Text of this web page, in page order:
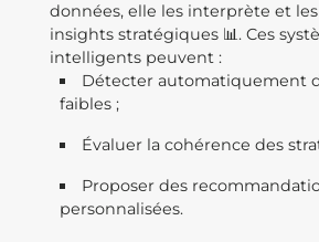
données, elle les interprète et
insights stratégiques 📊. Ces
intelligents peuvent :
Détecter automatiquement
faibles ;
Évaluer la cohérence des
Proposer des
personnalisées.